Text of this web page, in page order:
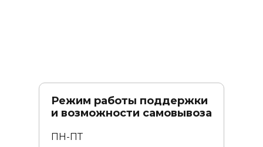
Режим работы поддержки
и возможности самовывоза
ПН-ПТ